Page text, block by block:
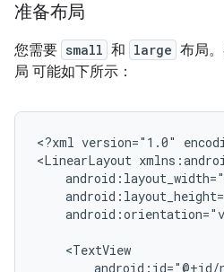
准备布局
您需要 small 和 large 布局
局 可能如下所示：
<?xml version="1.0"
<LinearLayout